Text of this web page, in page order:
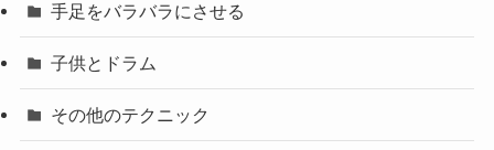
手足をバラバラにさせる
子供とドラム
その他のテクニック